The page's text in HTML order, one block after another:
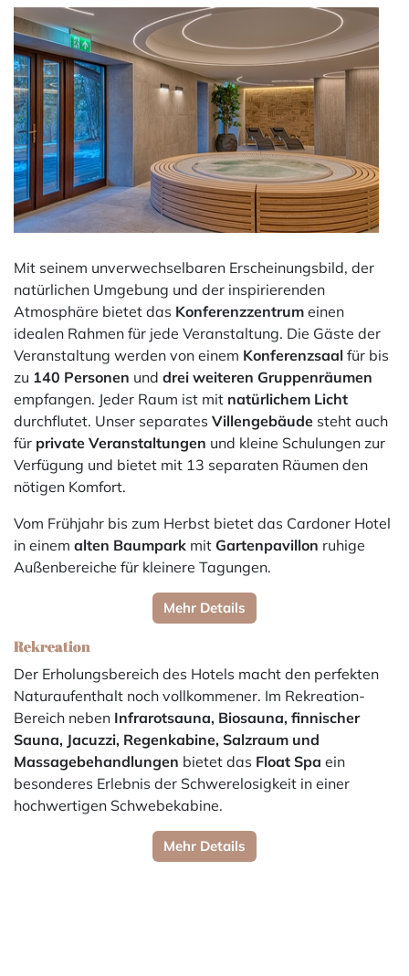
Mit seinem unverwechselbaren Erscheinungsbild, der
natürlichen Umgebung und der inspirierenden
Atmosphäre bietet das Konferenzzentrum einen
idealen Rahmen für jede Veranstaltung. Die Gäste der
Veranstaltung werden von einem Konferenzsaal für bis
zu 140 Personen und drei weiteren Gruppenräumen
empfangen. Jeder Raum ist mit natürlichem Licht
durchflutet. Unser separates Villengebäude steht auch
für private Veranstaltungen und kleine Schulungen zur
Verfügung und bietet mit 13 separaten Räumen den
nötigen Komfort.
Vom Frühjahr bis zum Herbst bietet das Cardoner Hotel
in einem alten Baumpark mit Gartenpavillon ruhige
Außenbereiche für kleinere Tagungen.
Mehr Details
Rekreation
Der Erholungsbereich des Hotels macht den perfekten
Naturaufenthalt noch vollkommener. Im Rekreation-
Bereich neben Infrarotsauna, Biosauna, finnischer
Sauna, Jacuzzi, Regenkabine, Salzraum und
Massagebehandlungen bietet das Float Spa ein
besonderes Erlebnis der Schwerelosigkeit in einer
hochwertigen Schwebekabine.
Mehr Details